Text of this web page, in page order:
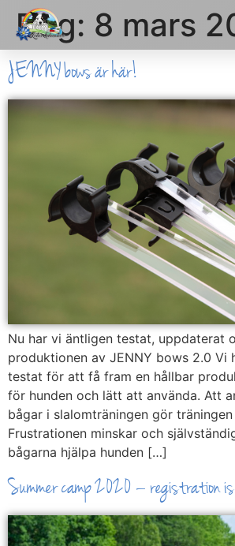
Dag: 8 mars
JENNY bows är här!
Nu har vi äntligen testat, uppdaterat
produktionen av JENNY bows 2.0 Vi
testat för att få fram en hållbar
för hunden och lätt att använda. Att
bågar i slalomträningen gör
Frustrationen minskar och
bågarna hjälpa hunden […]
Summer camp 2020 – registration